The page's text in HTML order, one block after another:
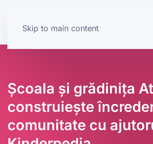
Skip to main content
Școala și grădinița
construiește
comunitate cu